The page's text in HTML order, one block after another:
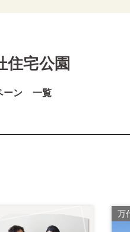
住宅公園
ーン 一覧
万